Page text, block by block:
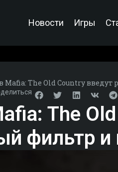
Новости Игры
Mafia: The Old Country
The
фильтр и